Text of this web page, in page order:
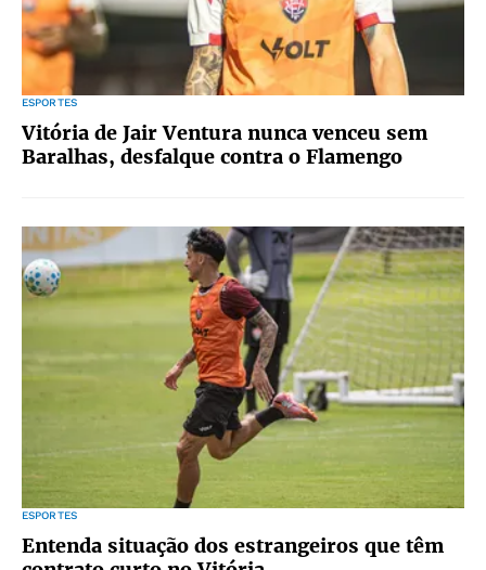
ESPORTES
Vitória de Jair Ventura nunca venceu sem
Baralhas, desfalque contra o Flamengo
ESPORTES
Entenda situação dos estrangeiros que têm